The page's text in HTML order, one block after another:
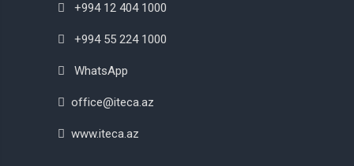
+994 12 404 1000
+994 55 224 1000
WhatsApp
office@iteca.az
www.iteca.az